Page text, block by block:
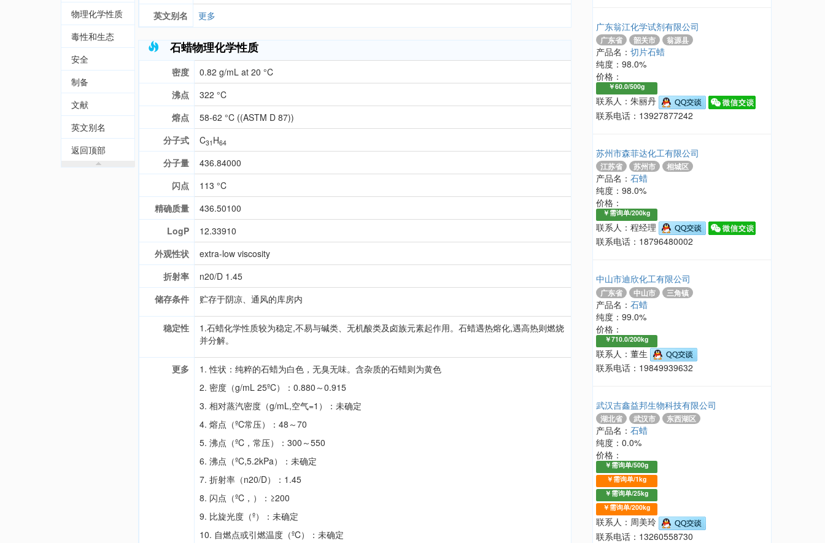
物理化学性质
毒性和生态
安全
制备
文献
英文别名
返回顶部
英文别名
更多
石蜡物理化学性质
密度
0.82 g/mL at 20 °C
沸点
322 °C
熔点
58-62 °C ((ASTM D 87))
分子式
C31 H64
分子量
436.84000
闪点
113 °C
精确质量
436.50100
LogP
12.33910
外观性状
extra-low viscosity
折射率
n20/D 1.45
储存条件
贮存于阴凉、通风的库房内
稳定性
1.石蜡化学性质较为稳定,不易与碱类、无机酸类及卤族元素起作用。石蜡遇热熔化,遇高热则燃烧
并分解。
更多
1. 性状：纯粹的石蜡为白色，无臭无味。含杂质的石蜡则为黄色
2. 密度（g/mL 25ºC）：0.880～0.915
3. 相对蒸汽密度（g/mL,空气=1）：未确定
4. 熔点（ºC常压）：48～70
5. 沸点（ºC，常压）：300～550
6. 沸点（ºC,5.2kPa）：未确定
7. 折射率（n20/D）：1.45
8. 闪点（ºC，）：≥200
9. 比旋光度（º）：未确定
10. 自燃点或引燃温度（ºC）：未确定
广东翁江化学试剂有限公司
广东省 韶关市 翁源县
产品名： 切片石蜡
纯度：98.0%
价格：
￥60.0/500g
联系人：朱丽丹
联系电话：13927877242
苏州市森菲达化工有限公司
江苏省 苏州市 相城区
产品名： 石蜡
纯度：98.0%
价格：
￥需询单/200kg
联系人：程经理
联系电话：18796480002
中山市迪欣化工有限公司
广东省 中山市 三角镇
产品名： 石蜡
纯度：99.0%
价格：
￥710.0/200kg
联系人：董生
联系电话：19849939632
武汉吉鑫益邦生物科技有限公司
湖北省 武汉市 东西湖区
产品名： 石蜡
纯度：0.0%
价格：
￥需询单/500g
￥需询单/1kg
￥需询单/25kg
￥需询单/200kg
联系人：周美玲
联系电话：13260558730